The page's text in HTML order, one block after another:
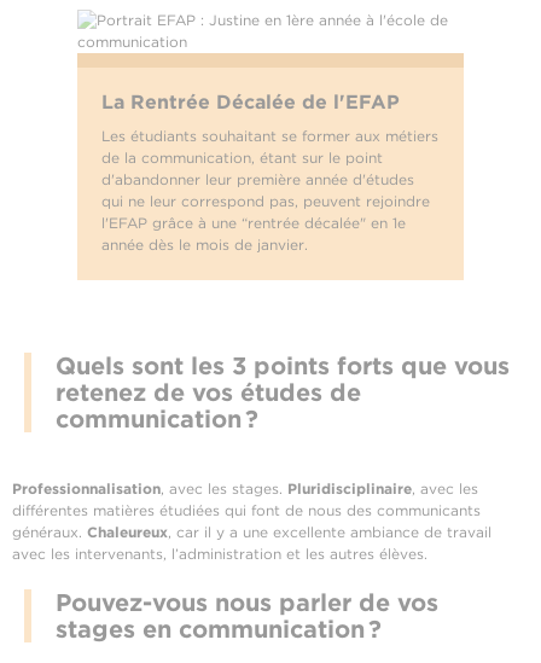
La Rentrée Décalée de l'EFAP
Les étudiants souhaitant se former aux métiers
de la communication, étant sur le point
d'abandonner leur première année d'études
qui ne leur correspond pas, peuvent rejoindre
l'EFAP grâce à une “rentrée décalée" en 1e
année dès le mois de janvier.
Quels sont les 3 points forts que vous
retenez de vos études de
communication ?
Professionnalisation, avec les stages. Pluridisciplinaire, avec les
différentes matières étudiées qui font de nous des communicants
généraux. Chaleureux, car il y a une excellente ambiance de travail
avec les intervenants, l’administration et les autres élèves.
Pouvez-vous nous parler de vos
stages en communication ?